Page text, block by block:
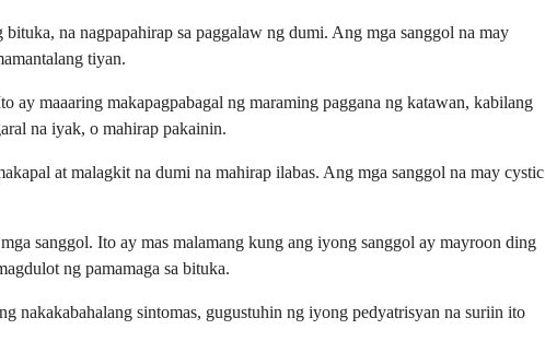
na nagpapahirap sa paggalaw ng dumi. Ang mga sanggol na may
tiyan.
maaaring makapagpabagal ng maraming paggana ng katawan, kabilang
na iyak, o mahirap pakainin.
at malagkit na dumi na mahirap ilabas. Ang mga sanggol na may cystic
sanggol. Ito ay mas malamang kung ang iyong sanggol ay mayroon ding
ng pamamaga sa bituka.
nakakabahalang sintomas, gugustuhin ng iyong pedyatrisyan na suriin ito